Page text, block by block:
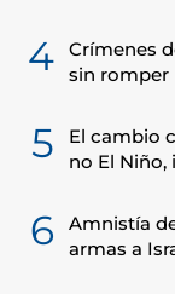
4
Crímenes
sin romper
5
El cambio
no El
6
Amnistía
armas a